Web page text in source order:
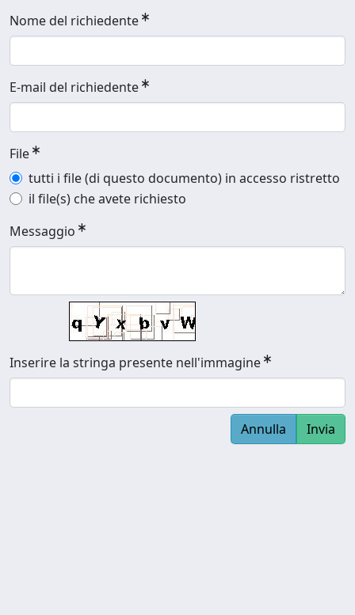
Nome del richiedente
E-mail del richiedente
File
tutti i file (di questo documento) in accesso ristretto
il file(s) che avete richiesto
Messaggio
Inserire la stringa presente nell'immagine
Annulla Invia